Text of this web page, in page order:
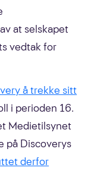
at selskapet
vedtak for
å trekke sitt
i perioden 16.
Medietilsynet
på Discoverys
derfor